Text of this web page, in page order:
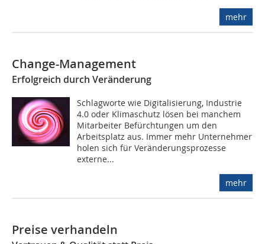
mehr
Change-Management
Erfolgreich durch Veränderung
Schlagworte wie Digitalisierung, Industrie
4.0 oder Klimaschutz lösen bei manchem
Mitarbeiter Befürchtungen um den
Arbeitsplatz aus. Immer mehr Unternehmer
holen sich für Veränderungsprozesse
externe...
mehr
Preise verhandeln